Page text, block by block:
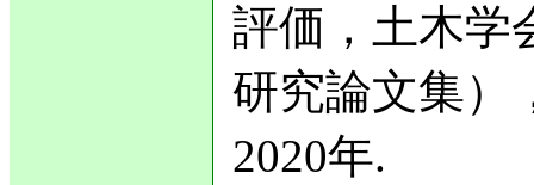
評価，土木学
研究論文集）
2020年.